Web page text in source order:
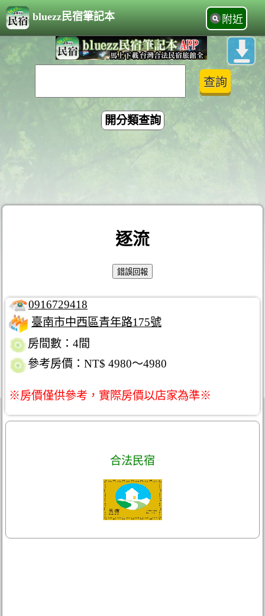
bluezz民宿筆記本 附近
開分類查詢
逐流
0916729418
臺南市中西區青年路175號
房間數：4間
參考房價：NT$ 4980～4980
※房價僅供參考，實際房價以店家為準※
合法民宿